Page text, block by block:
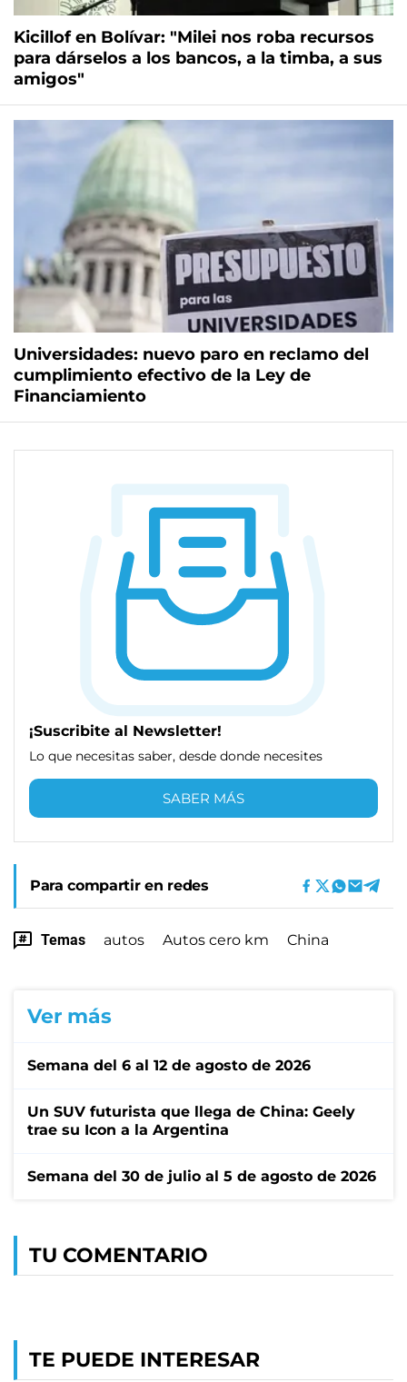
Kicillof en Bolívar: "Milei nos roba recursos
para dárselos a los bancos, a la timba, a sus
amigos"
Universidades: nuevo paro en reclamo del
cumplimiento efectivo de la Ley de
Financiamiento
¡Suscribite al Newsletter!
Lo que necesitas saber, desde donde necesites
SABER MÁS
Para compartir en redes
Temas autos Autos cero km China
Ver más
Semana del 6 al 12 de agosto de 2026
Un SUV futurista que llega de China: Geely
trae su Icon a la Argentina
Semana del 30 de julio al 5 de agosto de 2026
TU COMENTARIO
TE PUEDE INTERESAR